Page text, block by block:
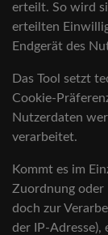
erteilt. So wird
erteilten
Endgerät des
Das Tool setzt
Cookie-
Nutzerdaten
verarbeitet.
Kommt es im
Zuordnung oder
doch zur
der IP-Adresse),